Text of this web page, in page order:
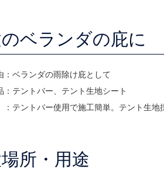
のベランダの庇に
：ベランダの雨除け庇として
：テントバー、テント生地シート
テントバー使用で施工簡単。テント生地
所・用途